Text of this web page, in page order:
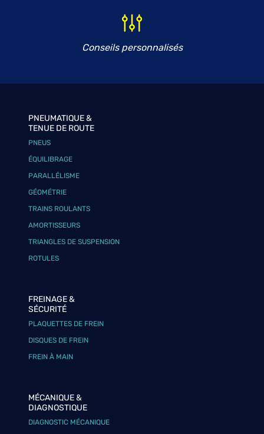
Conseils personnalisés
PNEUMATIQUE &
TENUE DE ROUTE
PNEUS
ÉQUILIBRAGE
PARALLÉLISME
GÉOMÉTRIE
TRAINS ROULANTS
AMORTISSEURS
TRIANGLES DE SUSPENSION
ROTULES
FREINAGE &
SÉCURITÉ
PLAQUETTES DE FREIN
DISQUES DE FREIN
FREIN À MAIN
MÉCANIQUE &
DIAGNOSTIQUE
DIAGNOSTIC MÉCANIQUE